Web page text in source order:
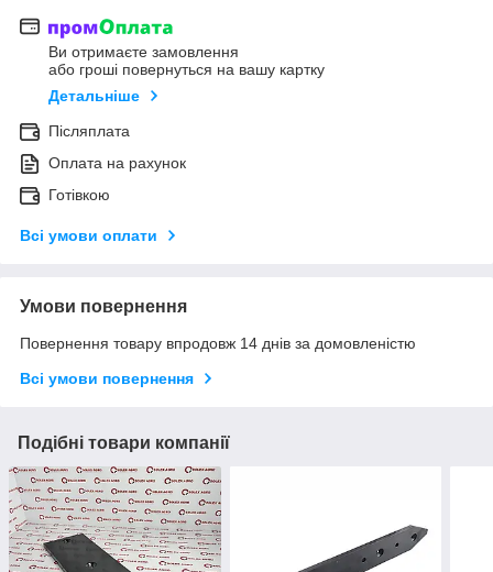
Ви отримаєте замовлення
або гроші повернуться на вашу картку
Детальніше
Післяплата
Оплата на рахунок
Готівкою
Всі умови оплати
Умови повернення
Повернення товару впродовж 14 днів за домовленістю
Всі умови повернення
Подібні товари компанії